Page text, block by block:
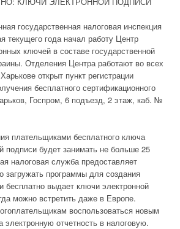
государственная налоговая инспекция
текущего года начал работу Центр
ключей в составе государственной
Отделения Центра работают во всех
открыт пункт регистрации
бесплатного сертификационного
Госпром, 6 подъезд, 2 этаж, каб. №
плательщиками бесплатного ключа
подписи будет занимать не больше 25
налоговая служба предоставляет
загружать программы для создания
бесплатно выдает ключи электронной
можно встретить даже в Европе.
воспользоваться новым
электронную отчетность в налоговую.